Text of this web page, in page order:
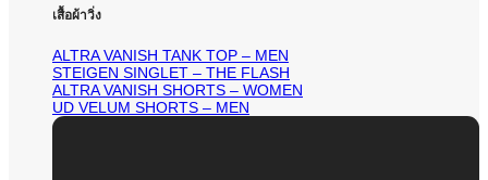
เสื้อผ้าวิ่ง
ALTRA VANISH TANK TOP – MEN
STEIGEN SINGLET – THE FLASH
ALTRA VANISH SHORTS – WOMEN
UD VELUM SHORTS – MEN